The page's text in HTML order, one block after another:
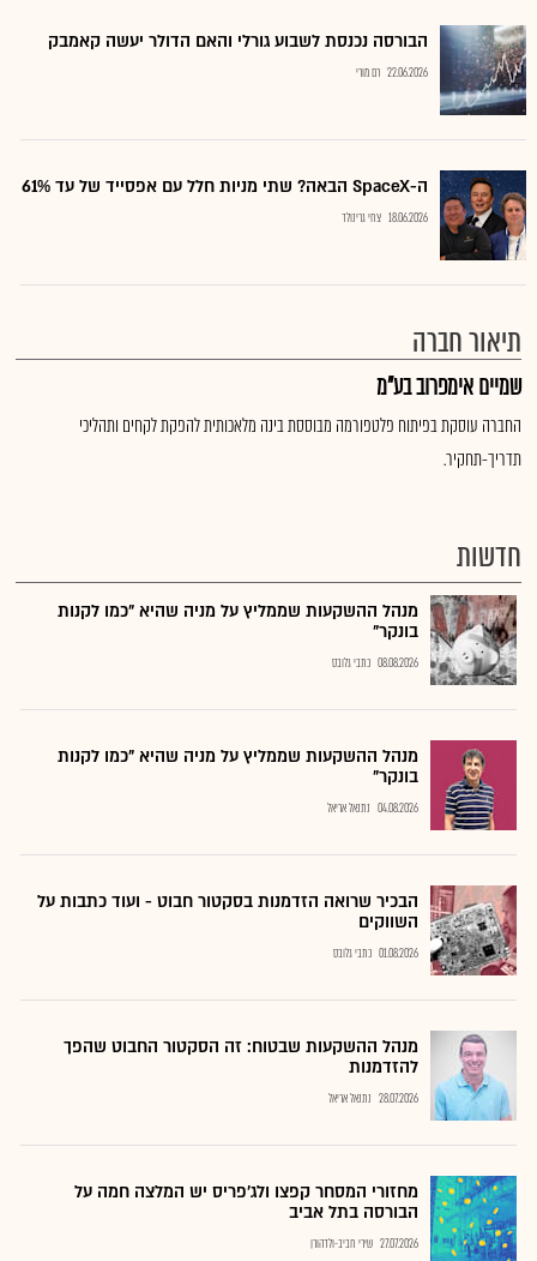
הבורסה נכנסת לשבוע גורלי והאם הדולר יעשה קאמבק
22.06.2026 רם מורי
ה-SpaceX הבאה? שתי מניות חלל עם אפסייד של עד 61%
18.06.2026 צחי גרינולד
תיאור חברה
שמיים אימפרוב בע"מ
החברה עוסקת בפיתוח פלטפורמה מבוססת בינה מלאכותית להפקת לקחים ותהליכי
תדריך-תחקיר.
חדשות
מנהל ההשקעות שממליץ על מניה שהיא "כמו לקנות
בונקר"
08.08.2026 כתבי גלובס
מנהל ההשקעות שממליץ על מניה שהיא "כמו לקנות
בונקר"
04.08.2026 נתנאל אריאל
הבכיר שרואה הזדמנות בסקטור חבוט - ועוד כתבות על
השווקים
01.08.2026 כתבי גלובס
מנהל ההשקעות שבטוח: זה הסקטור החבוט שהפך
להזדמנות
28.07.2026 נתנאל אריאל
מחזורי המסחר קפצו ולג'פריס יש המלצה חמה על
הבורסה בתל אביב
27.07.2026 שירי חביב-ולדהורן